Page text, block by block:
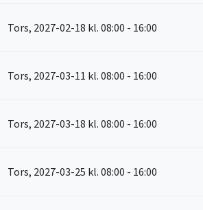
Tors, 2027-02-18 kl. 08:00 - 16:00
Tors, 2027-03-11 kl. 08:00 - 16:00
Tors, 2027-03-18 kl. 08:00 - 16:00
Tors, 2027-03-25 kl. 08:00 - 16:00